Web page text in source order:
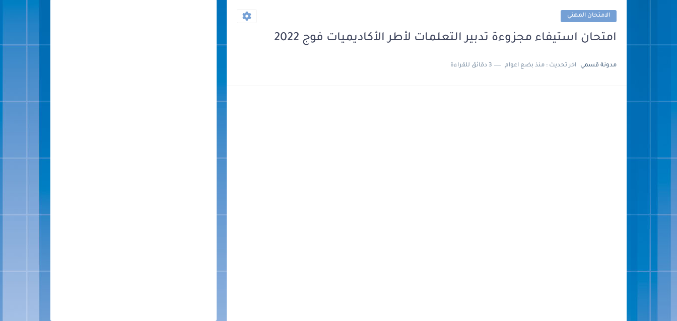
الامتحان المهني
امتحان استيفاء مجزوءة تدبير التعلمات لأطر الأكاديميات فوج 2022
مدونة قسمي اخر تحديث : منذ بضع اعوام 3 دقائق للقراءة